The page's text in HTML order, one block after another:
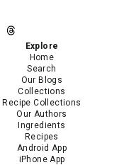
Explore
Home
Search
Our Blogs
Collections
Recipe Collections
Our Authors
Ingredients
Recipes
Android App
iPhone App